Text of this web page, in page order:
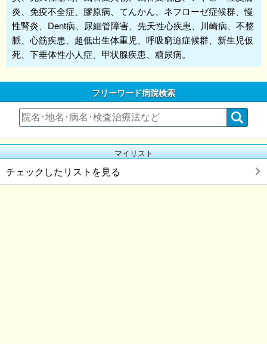
炎、免疫不全症、膠原病、てんかん、ネフローゼ症候群、慢
性腎炎、Dent病、尿細管障害、先天性心疾患、川崎病、不整
脈、心筋疾患、超低出生体重児、呼吸窮迫症候群、新生児仮
死、下垂体性小人症、甲状腺疾患、糖尿病。
フリーワード病院検索
マイリスト
チェックしたリストを見る